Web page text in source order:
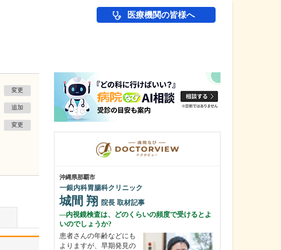
医療機関の皆様へ
変更
追加
変更
沖縄県那覇市
一銀内科胃腸科クリニック
城間 翔 院長 取材記事
内視鏡検査は、どのくらいの頻度で受けるとよ
いのでしょうか?
患者さんの年齢などにも
よりますが、早期発見の